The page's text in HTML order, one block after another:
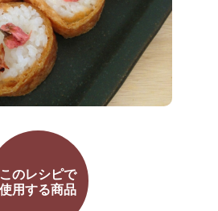
このレシピで
使用する商品